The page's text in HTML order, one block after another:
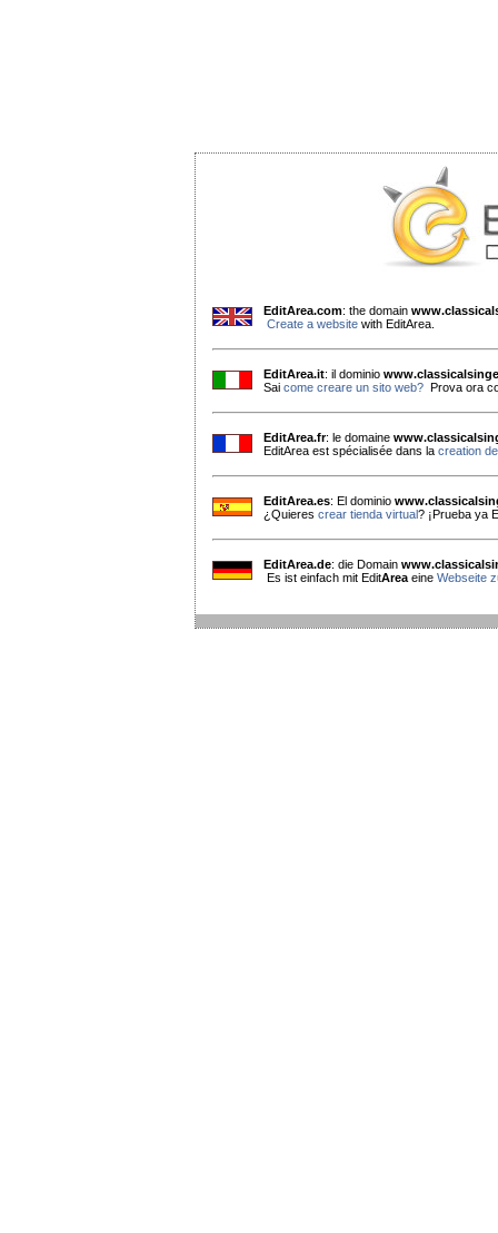
EditArea.com: the domain
Create a website with EditArea.
EditArea.it: il dominio
Sai come creare un sito web? Prova ora
EditArea.fr: le domaine
EditArea est spécialisée dans la creation
EditArea.es: El dominio
¿Quieres crear tienda virtual? ¡Prueba ya
EditArea.de: die Domain
Es ist einfach mit EditArea eine Webseite